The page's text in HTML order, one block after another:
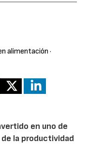
alimentación ·
en uno de
la productividad